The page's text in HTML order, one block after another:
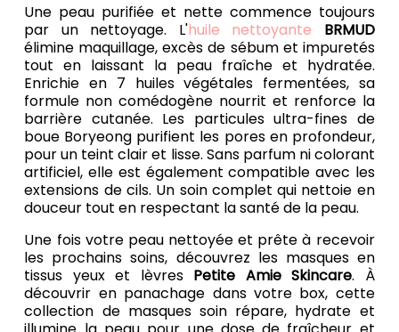
Une peau purifiée et nette commence toujours
par un nettoyage. L'huile nettoyante
BRMUD
élimine maquillage, excès de sébum et impuretés
tout en laissant la peau fraîche et hydratée.
Enrichie en 7 huiles végétales fermentées, sa
formule non comédogène nourrit et renforce la
barrière cutanée. Les particules ultra-fines de
boue Boryeong purifient les pores en profondeur,
pour un teint clair et lisse. Sans parfum ni colorant
artificiel, elle est également compatible avec les
extensions de cils. Un soin complet qui nettoie en
douceur tout en respectant la santé de la peau.
Une fois votre peau nettoyée et prête à recevoir
les prochains soins, découvrez les masques en
tissus yeux et lèvres Petite Amie Skincare. À
découvrir en panachage dans votre box, cette
collection de masques soin répare, hydrate et